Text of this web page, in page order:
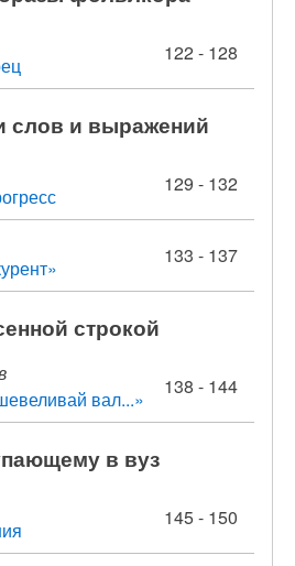
122 - 128
слов и выражений
129 - 132
133 - 137
строкой
вал...»
138 - 144
в вуз
145 - 150